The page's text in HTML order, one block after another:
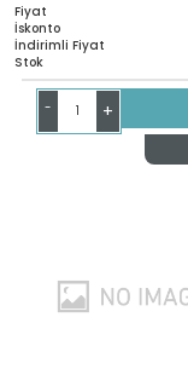
Fiyat
İskonto
İndirimli Fiyat
Stok
- +